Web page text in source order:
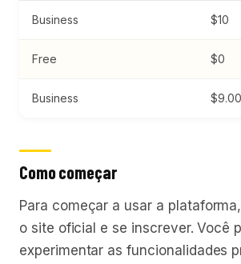
Business $10
Free $0
Business $9.00
Como começar
Para começar a usar a
o site oficial e se inscrever. Você
experimentar as funcionalidades